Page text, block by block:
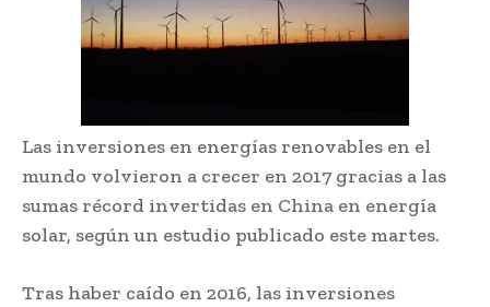
Las inversiones en energías renovables en el
mundo volvieron a crecer en 2017 gracias a las
sumas récord invertidas en China en energía
solar, según un estudio publicado este martes.
Tras haber caído en 2016, las inversiones